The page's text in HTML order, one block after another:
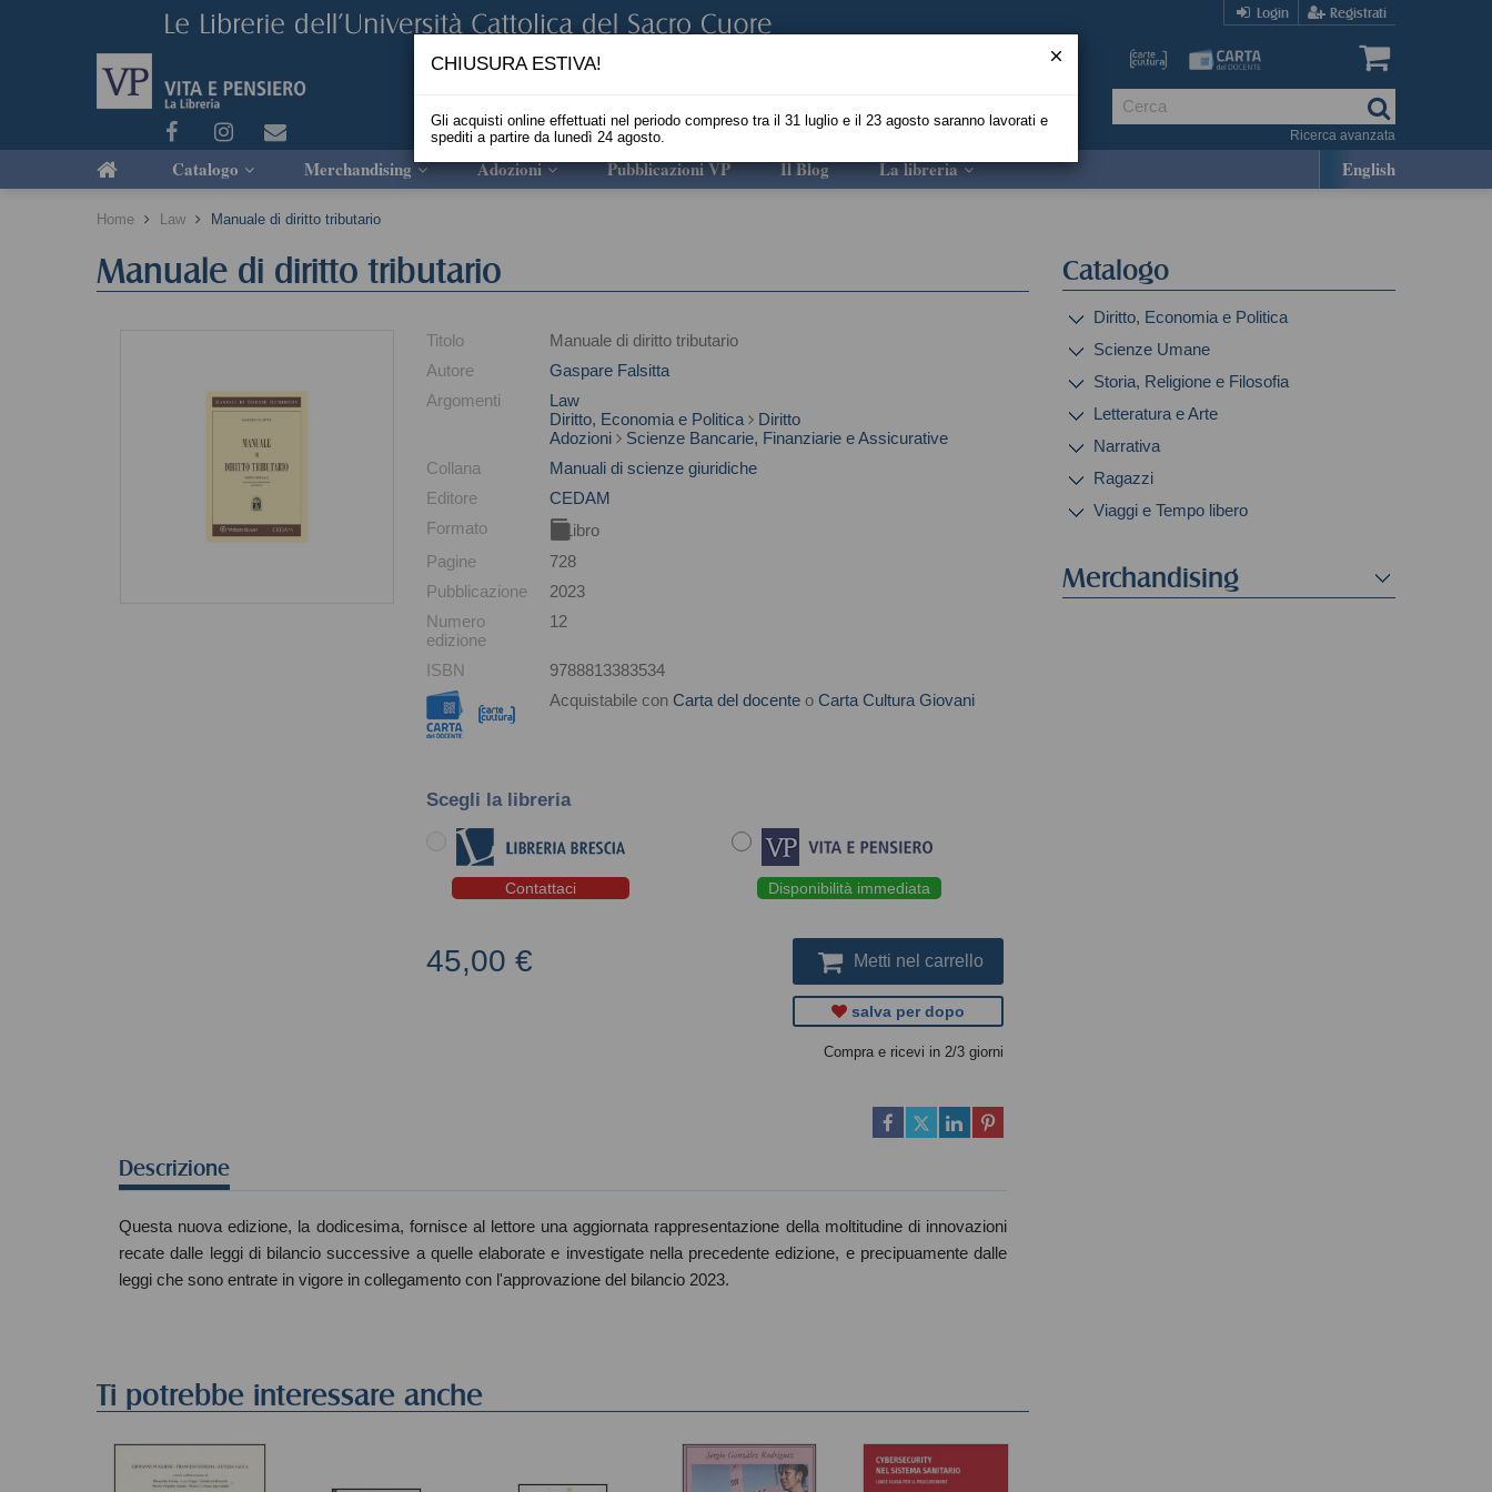
Login Registrati
Ricerca avanzata
Catalogo Merchandising Adozioni Pubblicazioni VP Il Blog La libreria English
Home Law Manuale di diritto tributario
Manuale di diritto tributario
Titolo
Manuale di diritto tributario
Autore
Gaspare Falsitta
Argomenti
Law
Diritto, Economia e Politica
Diritto
Adozioni
Scienze Bancarie, Finanziarie e Assicurative
Collana
Manuali di scienze giuridiche
Editore
CEDAM
Formato
Libro
Pagine
728
Pubblicazione
2023
Numero
edizione
12
ISBN
9788813383534
Acquistabile con Carta del docente o Carta Cultura Giovani
Scegli la libreria
Contattaci Disponibilità immediata
45,00 € Metti nel carrello
salva per dopo
Compra e ricevi in 2/3 giorni
Descrizione
Questa nuova edizione, la dodicesima, fornisce al lettore una aggiornata rappresentazione della moltitudine di innovazioni
recate dalle leggi di bilancio successive a quelle elaborate e investigate nella precedente edizione, e precipuamente dalle
leggi che sono entrate in vigore in collegamento con l'approvazione del bilancio 2023.
Ti potrebbe interessare anche
Catalogo
Diritto, Economia e Politica
Scienze Umane
Storia, Religione e Filosofia
Letteratura e Arte
Narrativa
Ragazzi
Viaggi e Tempo libero
Merchandising
CHIUSURA ESTIVA!
Gli acquisti online effettuati nel periodo compreso tra il 31 luglio e il 23 agosto saranno lavorati e
spediti a partire da lunedì 24 agosto.